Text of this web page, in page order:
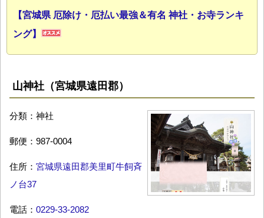
【宮城県 厄除け・厄払い最強＆有名 神社・お寺ランキ
ング】
山神社（宮城県遠田郡）
分類：神社
郵便：987-0004
住所： 宮城県遠田郡美里町牛飼斉
ノ台37
電話： 0229-33-2082